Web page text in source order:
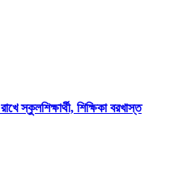
স্কুলশিক্ষার্থী, শিক্ষিকা বরখাস্ত